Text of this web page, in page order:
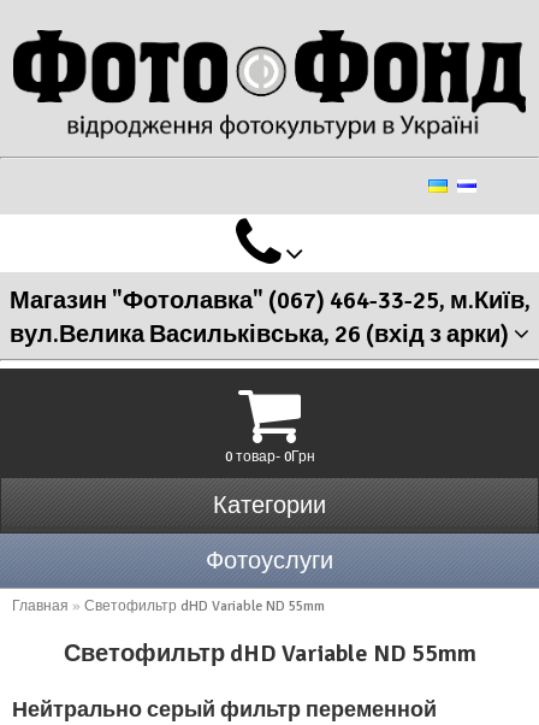
Магазин "Фотолавка" (067) 464-33-25, м.Київ,
вул.Велика Васильківська, 26 (вхід з арки)
0 товар- 0Грн
Категории
Фотоуслуги
Главная » Светофильтр dHD Variable ND 55mm
Светофильтр dHD Variable ND 55mm
Нейтрально серый фильтр переменной